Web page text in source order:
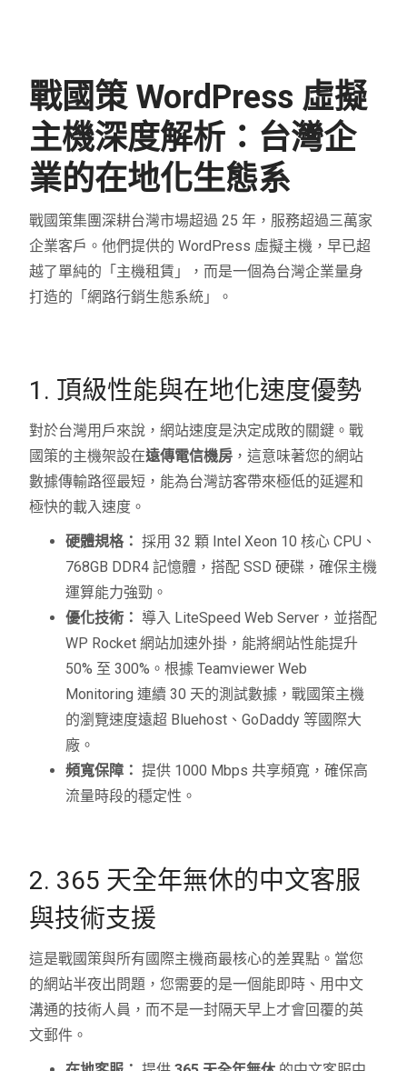
戰國策 WordPress 虛擬
主機深度解析：台灣企
業的在地化生態系
戰國策集團深耕台灣市場超過 25 年，服務超過三萬家
企業客戶。他們提供的 WordPress 虛擬主機，早已超
越了單純的「主機租賃」，而是一個為台灣企業量身
打造的「網路行銷生態系統」。
1. 頂級性能與在地化速度優勢
對於台灣用戶來說，網站速度是決定成敗的關鍵。戰
國策的主機架設在遠傳電信機房 ，這意味著您的網站
數據傳輸路徑最短，能為台灣訪客帶來極低的延遲和
極快的載入速度。
硬體規格： 採用 32 顆 Intel Xeon 10 核心 CPU、
768GB DDR4 記憶體，搭配 SSD 硬碟，確保主機
運算能力強勁。
優化技術： 導入 LiteSpeed Web Server，並搭配
WP Rocket 網站加速外掛，能將網站性能提升
50% 至 300%。根據 Teamviewer Web
Monitoring 連續 30 天的測試數據，戰國策主機
的瀏覽速度遠超 Bluehost、GoDaddy 等國際大
廠。
頻寬保障： 提供 1000 Mbps 共享頻寬，確保高
流量時段的穩定性。
2. 365 天全年無休的中文客服
與技術支援
這是戰國策與所有國際主機商最核心的差異點。當您
的網站半夜出問題，您需要的是一個能即時、用中文
溝通的技術人員，而不是一封隔天早上才會回覆的英
文郵件。